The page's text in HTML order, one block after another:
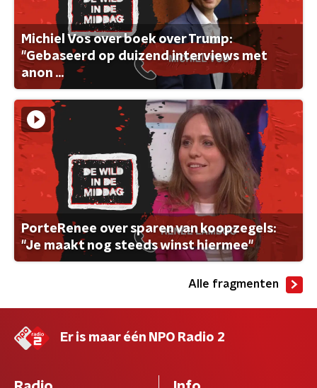
Michiel Vos over boek over Trump:
"Gebaseerd op duizend interviews met
anon ...
PorteRenee over sparen van koopzegels:
"Je maakt nog steeds winst hiermee"
Alle fragmenten
Er is maar één NPO Radio 2